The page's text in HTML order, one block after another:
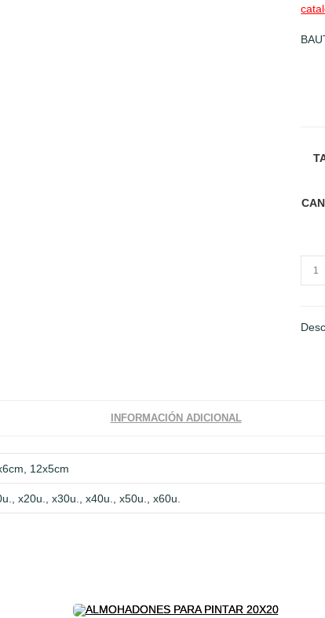
INFORMACIÓN ADICIONAL
12x5cm
x20u., x30u., x40u., x50u., x60u.